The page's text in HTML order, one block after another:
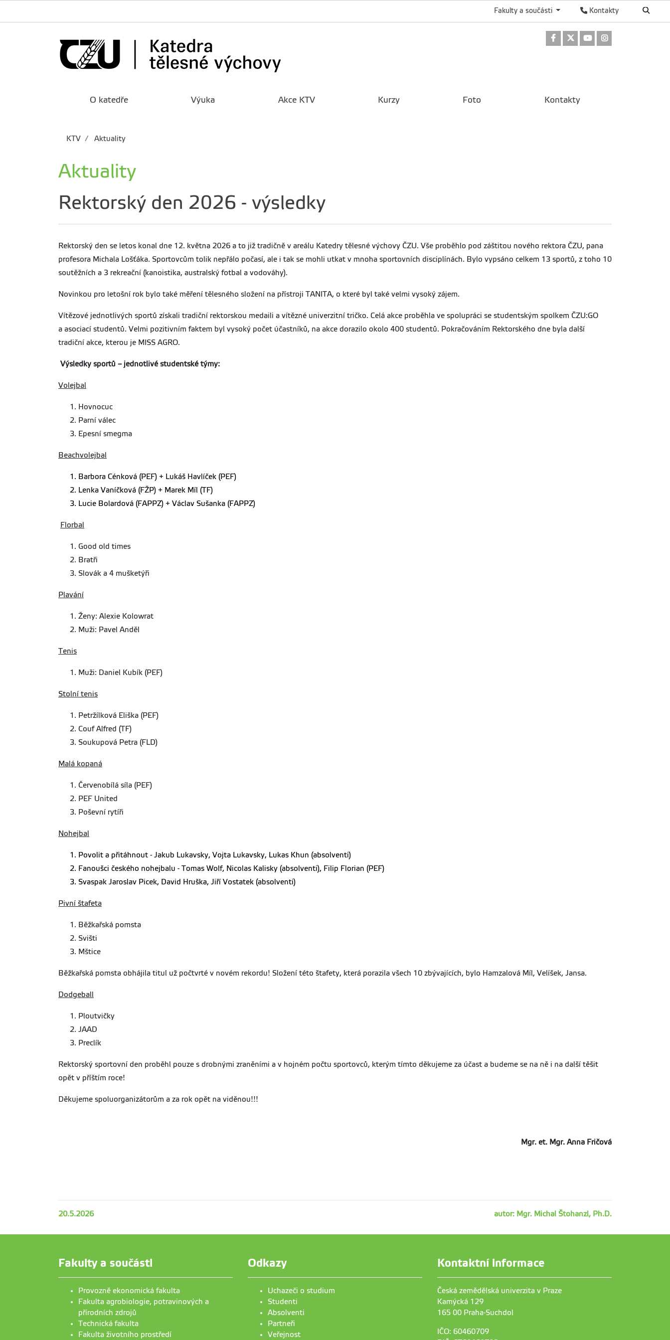
Kontakty
Fakulty a součásti
Odkaz na Facebook
Odkaz na Twitter
Odkaz na Youtube
O katedře Výuka Akce KTV Kurzy Foto Kontakty
KTV Aktuality
Aktuality
Rektorský den 2026 - výsledky
Rektorský den se letos konal dne 12. května 2026 a to již tradičně v areálu Katedry tělesné výchovy ČZU. Vše proběhlo pod záštitou nového rektora ČZU, pana
profesora Michala Lošťáka. Sportovcům tolik nepřálo počasí, ale i tak se mohli utkat v mnoha sportovních disciplínách. Bylo vypsáno celkem 13 sportů, z toho 10
soutěžních a 3 rekreační (kanoistika, australský fotbal a vodováhy).
Novinkou pro letošní rok bylo také měření tělesného složení na přístroji TANITA, o které byl také velmi vysoký zájem.
Vítězové jednotlivých sportů získali tradiční rektorskou medaili a vítězné univerzitní tričko. Celá akce proběhla ve spolupráci se studentským spolkem ČZU:GO
a asociací studentů. Velmi pozitivním faktem byl vysoký počet účastníků, na akce dorazilo okolo 400 studentů. Pokračováním Rektorského dne byla další
tradiční akce, kterou je MISS AGRO.
Výsledky sportů – jednotlivé studentské týmy:
Volejbal
Hovnocuc
Parní válec
Epesní smegma
Beachvolejbal
Barbora Cénková (PEF) + Lukáš Havlíček (PEF)
Lenka Vaníčková (FŽP) + Marek Míl (TF)
Lucie Bolardová (FAPPZ) + Václav Sušanka (FAPPZ)
Florbal
Good old times
Bratři
Slovák a 4 mušketýři
Plavání
Ženy: Alexie Kolowrat
Muži: Pavel Anděl
Tenis
Muži: Daniel Kubík (PEF)
Stolní tenis
Petržílková Eliška (PEF)
Couf Alfred (TF)
Soukupová Petra (FLD)
Malá kopaná
Červenobílá síla (PEF)
PEF United
Poševní rytíři
Nohejbal
Povolit a přitáhnout - Jakub Lukavsky, Vojta Lukavsky, Lukas Khun (absolventi)
Fanoušci českého nohejbalu - Tomas Wolf, Nicolas Kalisky (absolventi), Filip Florian (PEF)
Svaspak Jaroslav Picek, David Hruška, Jiří Vostatek (absolventi)
Pivní štafeta
Běžkařská pomsta
Svišti
Mštice
Běžkařská pomsta obhájila titul už počtvrté v novém rekordu! Složení této štafety, která porazila všech 10 zbývajících, bylo Hamzalová Míl, Velíšek, Jansa.
Dodgeball
Ploutvičky
JAAD
Preclík
Rektorský sportovní den proběhl pouze s drobnými zraněními a v hojném počtu sportovců, kterým tímto děkujeme za účast a budeme se na ně i na další těšit
opět v příštím roce!
Děkujeme spoluorganizátorům a za rok opět na viděnou!!!
Mgr. et. Mgr. Anna Fričová
20.5.2026 autor: Mgr. Michal Štohanzl, Ph.D.
Fakulty a součásti
Provozně ekonomická fakulta
Fakulta agrobiologie, potravinových a
přírodních zdrojů
Technická fakulta
Fakulta životního prostředí
Odkazy
Uchazeči o studium
Studenti
Absolventi
Partneři
Veřejnost
Kontaktní informace
Česká zemědělská univerzita v Praze
Kamýcká 129
165 00 Praha-Suchdol
IČO: 60460709